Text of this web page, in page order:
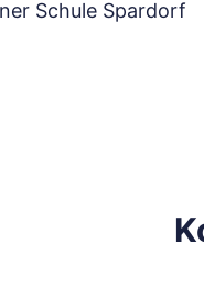
Schule Spardorf